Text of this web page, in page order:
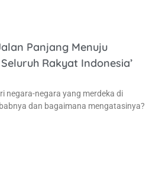
Panjang Menuju
Rakyat Indonesia’
negara-negara yang merdeka di
dan bagaimana mengatasinya?